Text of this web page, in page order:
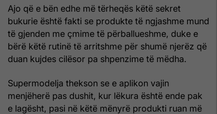
Ajo që e bën edhe më tërheqës këtë sekret
bukurie është fakti se produkte të ngjashme mund
të gjenden me çmime të përballueshme, duke e
bërë këtë rutinë të arritshme për shumë njerëz që
duan kujdes cilësor pa shpenzime të mëdha.
Supermodelja thekson se e aplikon vajin
menjëherë pas dushit, kur lëkura është ende pak
e lagësht, pasi në këtë mënyrë produkti ruan më